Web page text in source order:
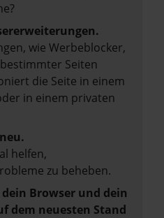
wie Werbeblocker,
Seiten
die Seite in einem
in einem privaten
helfen,
zu beheben.
Browser und dein
dem neuesten Stand